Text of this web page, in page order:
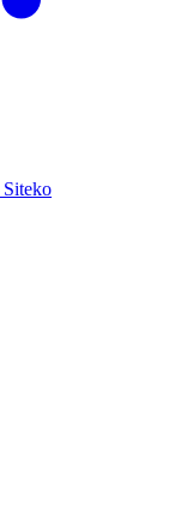
Siteko